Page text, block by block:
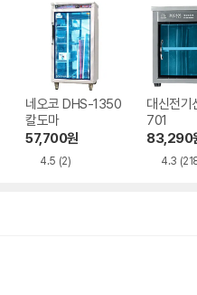
네오코 DHS-1350
칼도마
57,700원
4.5 (2)
대신전기
701
83,290
4.3